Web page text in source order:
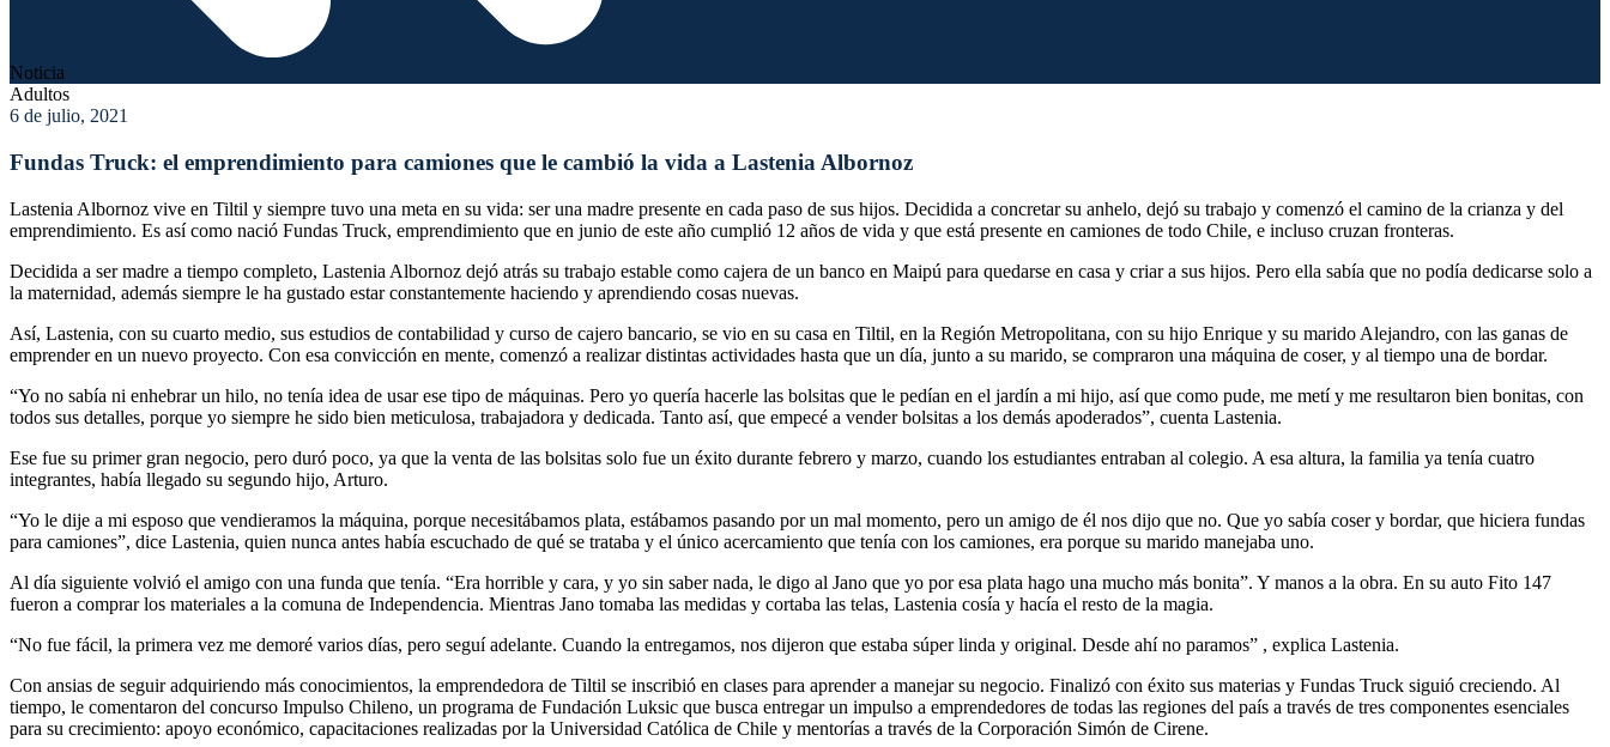
Noticia
Adultos
6 de julio, 2021
Fundas Truck: el emprendimiento para camiones que le cambió la vida a Lastenia Albornoz
Lastenia Albornoz vive en Tiltil y siempre tuvo una meta en su vida: ser una madre presente en cada paso de sus hijos. Decidida a concretar su anhelo, dejó su trabajo y comenzó el camino de la crianza y del
emprendimiento. Es así como nació Fundas Truck, emprendimiento que en junio de este año cumplió 12 años de vida y que está presente en camiones de todo Chile, e incluso cruzan fronteras.
Decidida a ser madre a tiempo completo, Lastenia Albornoz dejó atrás su trabajo estable como cajera de un banco en Maipú para quedarse en casa y criar a sus hijos. Pero ella sabía que no podía dedicarse solo a
la maternidad, además siempre le ha gustado estar constantemente haciendo y aprendiendo cosas nuevas.
Así, Lastenia, con su cuarto medio, sus estudios de contabilidad y curso de cajero bancario, se vio en su casa en Tiltil, en la Región Metropolitana, con su hijo Enrique y su marido Alejandro, con las ganas de
emprender en un nuevo proyecto. Con esa convicción en mente, comenzó a realizar distintas actividades hasta que un día, junto a su marido, se compraron una máquina de coser, y al tiempo una de bordar.
“Yo no sabía ni enhebrar un hilo, no tenía idea de usar ese tipo de máquinas. Pero yo quería hacerle las bolsitas que le pedían en el jardín a mi hijo, así que como pude, me metí y me resultaron bien bonitas, con
todos sus detalles, porque yo siempre he sido bien meticulosa, trabajadora y dedicada. Tanto así, que empecé a vender bolsitas a los demás apoderados”, cuenta Lastenia.
Ese fue su primer gran negocio, pero duró poco, ya que la venta de las bolsitas solo fue un éxito durante febrero y marzo, cuando los estudiantes entraban al colegio. A esa altura, la familia ya tenía cuatro
integrantes, había llegado su segundo hijo, Arturo.
“Yo le dije a mi esposo que vendieramos la máquina, porque necesitábamos plata, estábamos pasando por un mal momento, pero un amigo de él nos dijo que no. Que yo sabía coser y bordar, que hiciera fundas
para camiones”, dice Lastenia, quien nunca antes había escuchado de qué se trataba y el único acercamiento que tenía con los camiones, era porque su marido manejaba uno.
Al día siguiente volvió el amigo con una funda que tenía. “Era horrible y cara, y yo sin saber nada, le digo al Jano que yo por esa plata hago una mucho más bonita”. Y manos a la obra. En su auto Fito 147
fueron a comprar los materiales a la comuna de Independencia. Mientras Jano tomaba las medidas y cortaba las telas, Lastenia cosía y hacía el resto de la magia.
“No fue fácil, la primera vez me demoré varios días, pero seguí adelante. Cuando la entregamos, nos dijeron que estaba súper linda y original. Desde ahí no paramos” , explica Lastenia.
Con ansias de seguir adquiriendo más conocimientos, la emprendedora de Tiltil se inscribió en clases para aprender a manejar su negocio. Finalizó con éxito sus materias y Fundas Truck siguió creciendo. Al
tiempo, le comentaron del concurso Impulso Chileno, un programa de Fundación Luksic que busca entregar un impulso a emprendedores de todas las regiones del país a través de tres componentes esenciales
para su crecimiento: apoyo económico, capacitaciones realizadas por la Universidad Católica de Chile y mentorías a través de la Corporación Simón de Cirene.